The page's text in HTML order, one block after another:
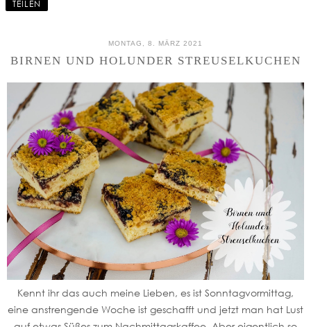
TEILEN
MONTAG, 8. MÄRZ 2021
BIRNEN UND HOLUNDER STREUSELKUCHEN
Kennt ihr das auch meine Lieben, es ist Sonntagvormittag,
eine anstrengende Woche ist geschafft und jetzt man hat Lust